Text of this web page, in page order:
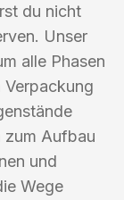
du nicht
Unser
alle Phasen
zum Aufbau
und
Wege